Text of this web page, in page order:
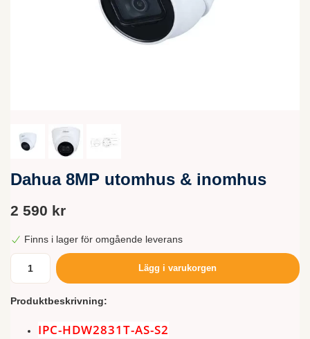
Dahua 8MP utomhus & inomhus
2 590 kr
Finns i lager för omgående leverans
Lägg i varukorgen
Produktbeskrivning:
IPC-HDW2831T-AS-S2